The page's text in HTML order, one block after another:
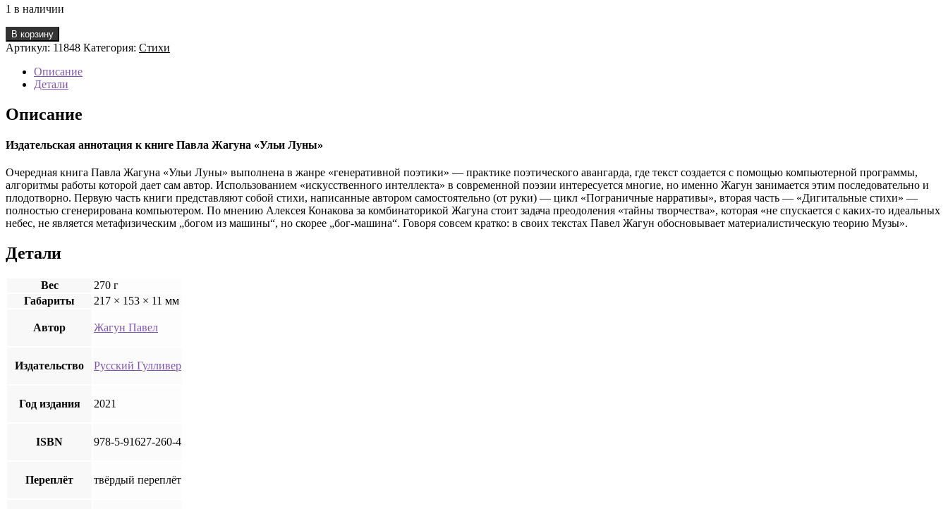
1 в наличии
Количество
товара
Павел
Жагун
«Ульи
В корзину
Артикул: 11848 Категория: Стихи
Описание
Детали
Описание
Издательская аннотация к книге Павла Жагуна «Ульи Луны»
Очередная книга Павла Жагуна «Ульи Луны» выполнена в жанре «генеративной поэтики» — практике поэтического авангарда, где текст создается с помощью компьютерной программы,
алгоритмы работы которой дает сам автор. Использованием «искусственного интеллекта» в современной поэзии интересуется многие, но именно Жагун занимается этим последовательно и
плодотворно. Первую часть книги представляют собой стихи, написанные автором самостоятельно (от руки) — цикл «Пограничные нарративы», вторая часть — «Дигитальные стихи» —
полностью сгенерирована компьютером. По мнению Алексея Конакова за комбинаторикой Жагуна стоит задача преодоления «тайны творчества», которая «не спускается с каких-то идеальных
небес, не является метафизическим „богом из машины“, но скорее „бог-машина“. Говоря совсем кратко: в своих текстах Павел Жагун обосновывает материалистическую теорию Музы».
Детали
Вес
270 г
Габариты
217 × 153 × 11 мм
Автор Жагун Павел
Издательство Русский Гулливер
Год издания 2021
ISBN 978-5-91627-260-4
Переплёт твёрдый переплёт